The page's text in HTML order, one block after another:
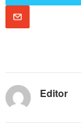
Editor